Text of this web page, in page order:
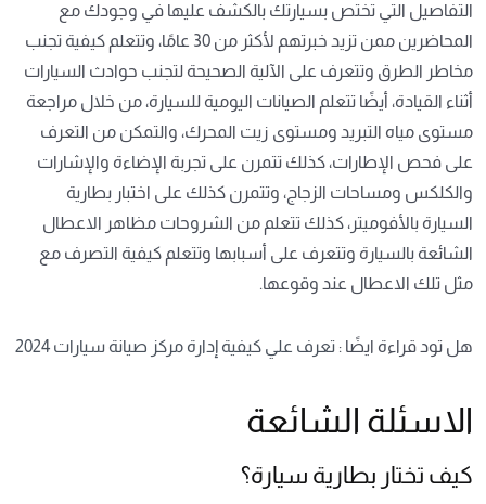
التفاصيل التي تختص بسيارتك بالكشف عليها في وجودك مع
المحاضرين ممن تزيد خبرتهم لأكثر من 30 عامًا، وتتعلم كيفية تجنب
مخاطر الطرق وتتعرف على الآلية الصحيحة لتجنب حوادث السيارات
أثناء القيادة، أيضًا تتعلم الصيانات اليومية للسيارة، من خلال مراجعة
مستوى مياه التبريد ومستوى زيت المحرك، والتمكن من التعرف
على فحص الإطارات، كذلك تتمرن على تجربة الإضاءة والإشارات
والكلكس ومساحات الزجاج، وتتمرن كذلك على اختبار بطارية
السيارة بالأفوميتر، كذلك تتعلم من الشروحات مظاهر الاعطال
الشائعة بالسيارة وتتعرف على أسبابها وتتعلم كيفية التصرف مع
مثل تلك الاعطال عند وقوعها.
هل تود قراءة ايضًا : تعرف علي كيفية إدارة مركز صيانة سيارات 2024
الاسئلة الشائعة
كيف تختار بطارية سيارة؟